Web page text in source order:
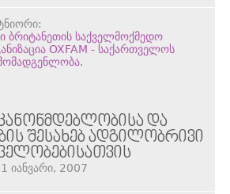
ბრიტანეთის საქველმოქმედო
OXFAM - საქართველოს
ᲓᲐ
ᲨᲔᲡᲐᲮᲔᲑ ᲐᲓᲒᲘᲚᲝᲑᲠᲘᲕᲘ
იანვარი, 2007